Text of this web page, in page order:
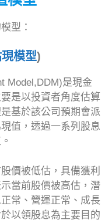
型：
模型)
Model,DDM)是現金
是以投資者角度估算
基於該公司預期會派
值，透過一系列股息
價被低估，具備獲利
當前股價被高估，潛
常、營運正常、成長
以領股息為主要目的